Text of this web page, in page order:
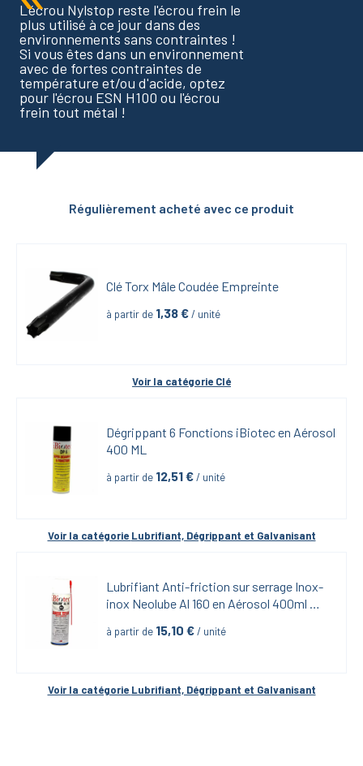
L'écrou Nylstop reste l'écrou frein le
plus utilisé à ce jour dans des
environnements sans contraintes !
Si vous êtes dans un environnement
avec de fortes contraintes de
température et/ou d'acide, optez
pour l'écrou ESN H100 ou l'écrou
frein tout métal !
Régulièrement acheté avec ce produit
Clé Torx Mâle Coudée Empreinte
à partir de 1,38 € / unité
Voir la catégorie Clé
Dégrippant 6 Fonctions iBiotec en Aérosol
400 ML
à partir de 12,51 € / unité
Voir la catégorie Lubrifiant, Dégrippant et Galvanisant
Lubrifiant Anti-friction sur serrage Inox-
inox Neolube Al 160 en Aérosol 400ml
à partir de 15,10 € / unité
Voir la catégorie Lubrifiant, Dégrippant et Galvanisant